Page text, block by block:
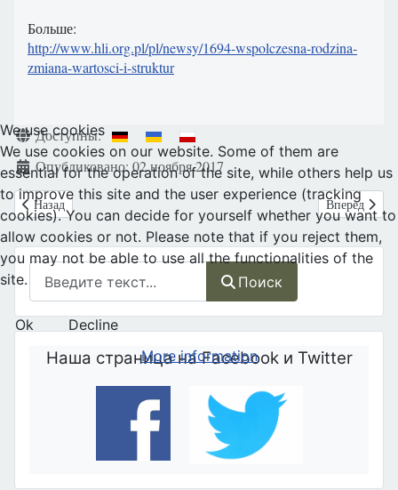
Поиск
Поиск
Наша страница на Facebook и Twitter
Больше:
http://www.hli.org.pl/pl/newsy/1694-wspolczesna-rodzina-
zmiana-wartosci-i-struktur
Информация о материале
Доступны:
Опубликовано: 02 ноября 2017
Предыдущий: Польша: Вроцлав. «Формула Добра.»
Назад Следующий:
Вперед
We use cookies
We use cookies on our website. Some of them are
essential for the operation of the site, while others help us
to improve this site and the user experience (tracking
cookies). You can decide for yourself whether you want to
allow cookies or not. Please note that if you reject them,
you may not be able to use all the functionalities of the
site.
Ok
Decline
More information